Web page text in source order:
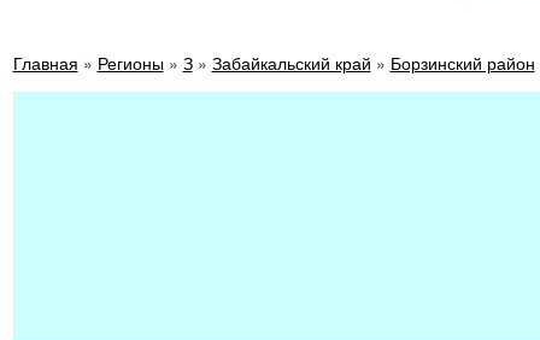
Главная » Регионы» З» Забайкальский край » Борзинский район